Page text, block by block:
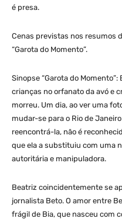
é presa.
Cenas previstas nos resumos
“Garota do Momento”.
Sinopse “Garota do
crianças no orfanato da avó e
morreu. Um dia, ao ver uma
mudar-se para o Rio de
reencontrá-la, não é
que ela a substituiu com uma
autoritária e manipuladora.
Beatriz coincidentemente se
jornalista Beto. O amor entre
frágil de Bia, que nasceu com